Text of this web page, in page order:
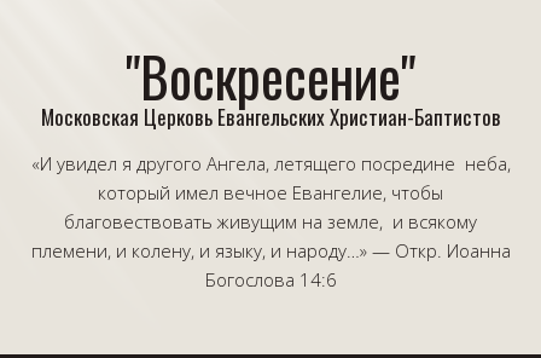
"Воскресение"
Московская Церковь Евангельских Христиан-Баптистов
«И увидел я другого Ангела, летящего посредине неба,
который имел вечное Евангелие, чтобы
благовествовать живущим на земле, и всякому
племени, и колену, и языку, и народу…» — Откр. Иоанна
Богослова 14:6